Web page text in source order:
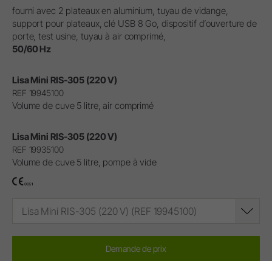
fourni avec 2 plateaux en aluminium, tuyau de vidange,
support pour plateaux, clé USB 8 Go, dispositif d’ouverture de
porte, test usine, tuyau à air comprimé,
50/60 Hz
Lisa Mini RIS-305 (220 V)
REF 19945100
Volume de cuve 5 litre, air comprimé
Lisa Mini RIS-305 (220 V)
REF 19935100
Volume de cuve 5 litre, pompe à vide
Lisa Mini RIS-305 (220 V) (REF 19945100)
Demande de prix